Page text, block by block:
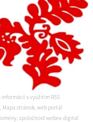
s využitím RSS
, Mapa stránok, web portál
, spoločnosť webex.digital